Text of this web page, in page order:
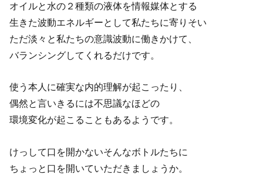
オイルと水の２種類の液体を情報媒体とする
生きた波動エネルギーとして私たちに寄りそい
ただ淡々と私たちの意識波動に働きかけて、
バランシングしてくれるだけです。
使う本人に確実な内的理解が起こったり、
偶然と言いきるには不思議なほどの
環境変化が起こることもあるようです。
けっして口を開かないそんなボトルたちに
ちょっと口を開いていただきましょうか。